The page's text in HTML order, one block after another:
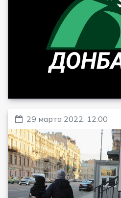
29 марта 2022, 12:00